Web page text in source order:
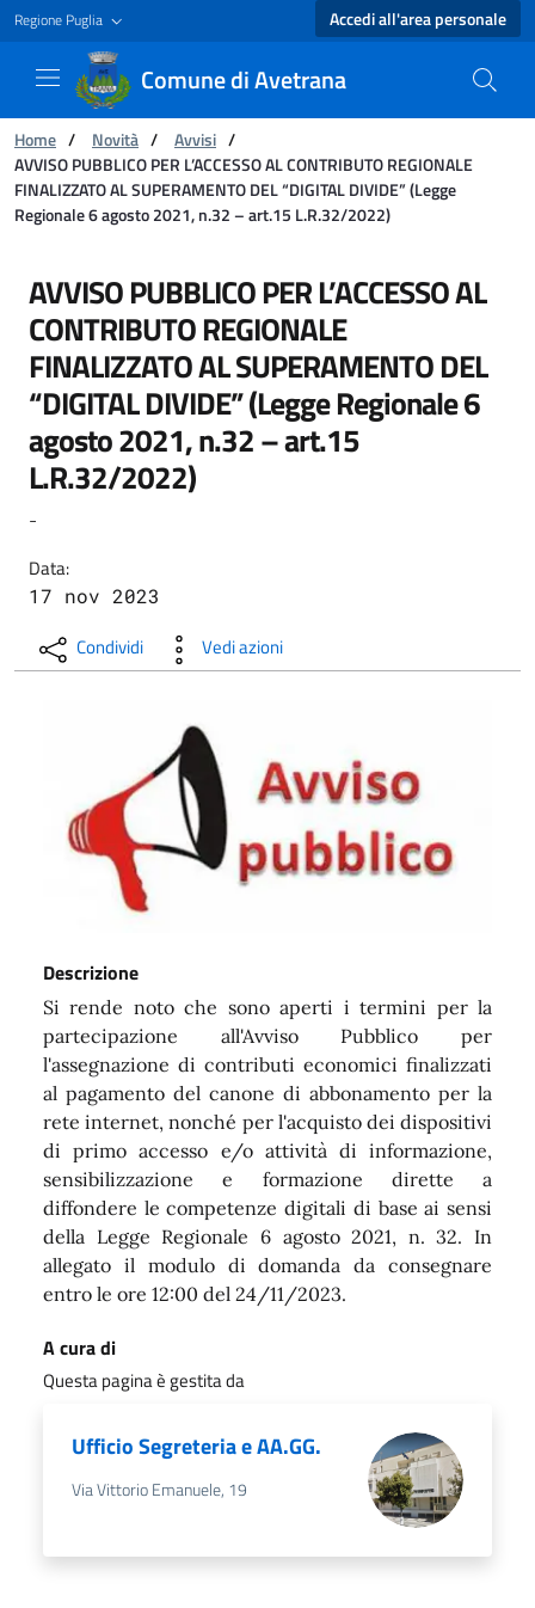
Regione Puglia Accedi all'area personale
Comune di Avetrana
Ti trovi in:
Home / Novità / Avvisi /
AVVISO PUBBLICO PER L’ACCESSO AL CONTRIBUTO REGIONALE
FINALIZZATO AL SUPERAMENTO DEL “DIGITAL DIVIDE” (Legge
Regionale 6 agosto 2021, n.32 – art.15 L.R.32/2022)
AVVISO PUBBLICO PER L’ACCESSO AL
AVVISO PUBBLICO PER L’ACCESSO AL
CONTRIBUTO REGIONALE
FINALIZZATO AL SUPERAMENTO DEL
“DIGITAL DIVIDE” (Legge Regionale 6
agosto 2021, n.32 – art.15
L.R.32/2022)
-
Data:
17 nov 2023
Condividi Vedi azioni
Descrizione
Si rende noto che sono aperti i termini per la
partecipazione all'Avviso Pubblico per
l'assegnazione di contributi economici finalizzati
al pagamento del canone di abbonamento per la
rete internet, nonché per l'acquisto dei dispositivi
di primo accesso e/o attività di informazione,
sensibilizzazione e formazione dirette a
diffondere le competenze digitali di base ai sensi
della Legge Regionale 6 agosto 2021, n. 32. In
allegato il modulo di domanda da consegnare
entro le ore 12:00 del 24/11/2023.
A cura di
Questa pagina è gestita da
Ufficio Segreteria e AA.GG.
Via Vittorio Emanuele, 19